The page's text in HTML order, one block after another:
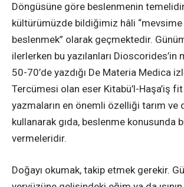
Döngüsüne göre beslenmenin
kültürümüzde bildiğimiz hâli “mevsime
beslenmek” olarak geçmektedir.
ilerlerken bu yazılanları
50-70’de yazdığı De Materia Medica
Tercümesi olan eser Kitabü’l-Haşa’iş fit
yazmaların en önemli özelliği tarım ve
kullanarak gıda, beslenme konusunda
vermeleridir.
Doğayı okumak, takip etmek gerekir.